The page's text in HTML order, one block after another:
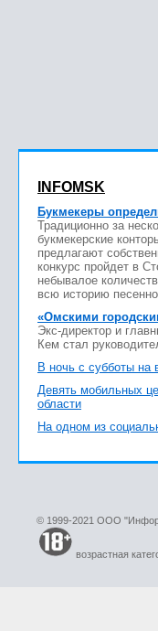
INFOMSK
Букмекеры
Традиционно за
букмекерские
предлагают
конкурс пройдет в
небывалое
всю историю
«Омскими
Экс-директор и
Кем стал
В ночь с субботы на
Девять мобильных
области
На одном из
© 1999-2021 ООО
возрастная